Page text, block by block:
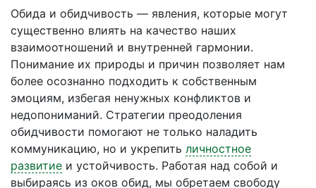
Обида и обидчивость — явления, которые могут
существенно влиять на качество наших
взаимоотношений и внутренней гармонии.
Понимание их природы и причин позволяет нам
более осознанно подходить к собственным
эмоциям, избегая ненужных конфликтов и
недопониманий. Стратегии преодоления
обидчивости помогают не только наладить
коммуникацию, но и укрепить личностное
развитие и устойчивость. Работая над собой и
выбираясь из оков обид, мы обретаем свободу